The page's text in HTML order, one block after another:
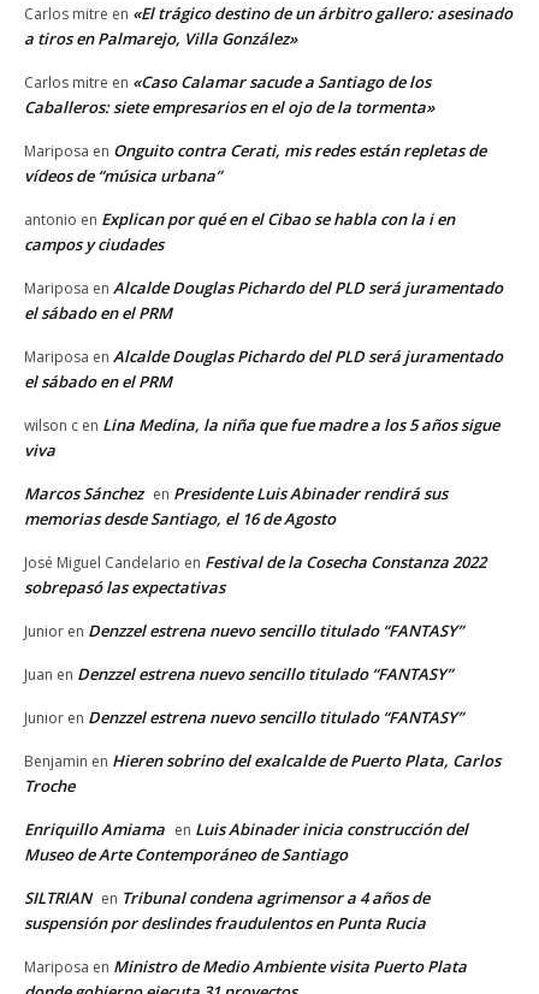
Carlos mitre en «El trágico destino de un árbitro gallero: asesinado
a tiros en Palmarejo, Villa González»
Carlos mitre en «Caso Calamar sacude a Santiago de los
Caballeros: siete empresarios en el ojo de la tormenta»
Mariposa en Onguito contra Cerati, mis redes están repletas de
vídeos de “música urbana”
antonio en Explican por qué en el Cibao se habla con la i en
campos y ciudades
Mariposa en Alcalde Douglas Pichardo del PLD será juramentado
el sábado en el PRM
Mariposa en Alcalde Douglas Pichardo del PLD será juramentado
el sábado en el PRM
wilson c en Lina Medina, la niña que fue madre a los 5 años sigue
viva
Marcos Sánchez en Presidente Luis Abinader rendirá sus
memorias desde Santiago, el 16 de Agosto
José Miguel Candelario en Festival de la Cosecha Constanza 2022
sobrepasó las expectativas
Junior en Denzzel estrena nuevo sencillo titulado “FANTASY”
Juan en Denzzel estrena nuevo sencillo titulado “FANTASY”
Junior en Denzzel estrena nuevo sencillo titulado “FANTASY”
Benjamin en Hieren sobrino del exalcalde de Puerto Plata, Carlos
Troche
Enriquillo Amiama en Luis Abinader inicia construcción del
Museo de Arte Contemporáneo de Santiago
SILTRIAN en Tribunal condena agrimensor a 4 años de
suspensión por deslindes fraudulentos en Punta Rucia
Mariposa en Ministro de Medio Ambiente visita Puerto Plata